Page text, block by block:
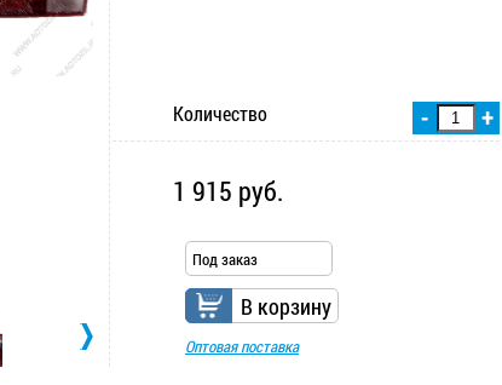
+
-
Количество
1 915 руб.
Под заказ
В корзину
Оптовая поставка